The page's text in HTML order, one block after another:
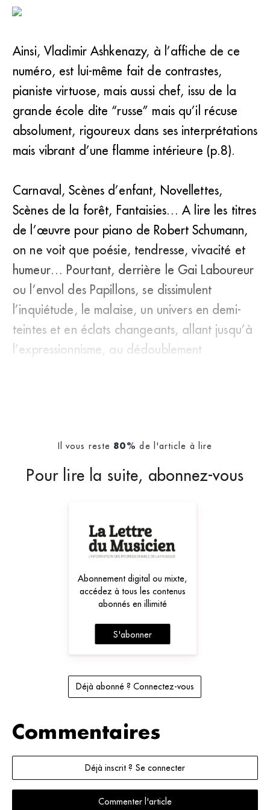
Ainsi, Vladimir Ashkenazy, à l’affiche de ce
numéro, est lui-même fait de contrastes,
pianiste virtuose, mais aussi chef, issu de la
grande école dite “russe” mais qu’il récuse
absolument, rigoureux dans ses interprétations
mais vibrant d’une flamme intérieure (p.8).
Carnaval, Scènes d’enfant, Novellettes,
Scènes de la forêt, Fantaisies… A lire les titres
de l’œuvre pour piano de Robert Schumann,
on ne voit que poésie, tendresse, vivacité et
humeur… Pourtant, derrière le Gai Laboureur
ou l’envol des Papillons, se dissimulent
l’inquiétude, le malaise, un univers en demi-
teintes et en éclats changeants, allant jusqu’à
l’expressionnisme, au dédoublement
Il vous reste 80% de l'article à lire
Pour lire la suite, abonnez-vous
Abonnement digital ou mixte,
accédez à tous les contenus
abonnés en illimité
S'abonner
Déjà abonné ? Connectez-vous
Commentaires
Déjà inscrit ? Se connecter
Commenter l'article